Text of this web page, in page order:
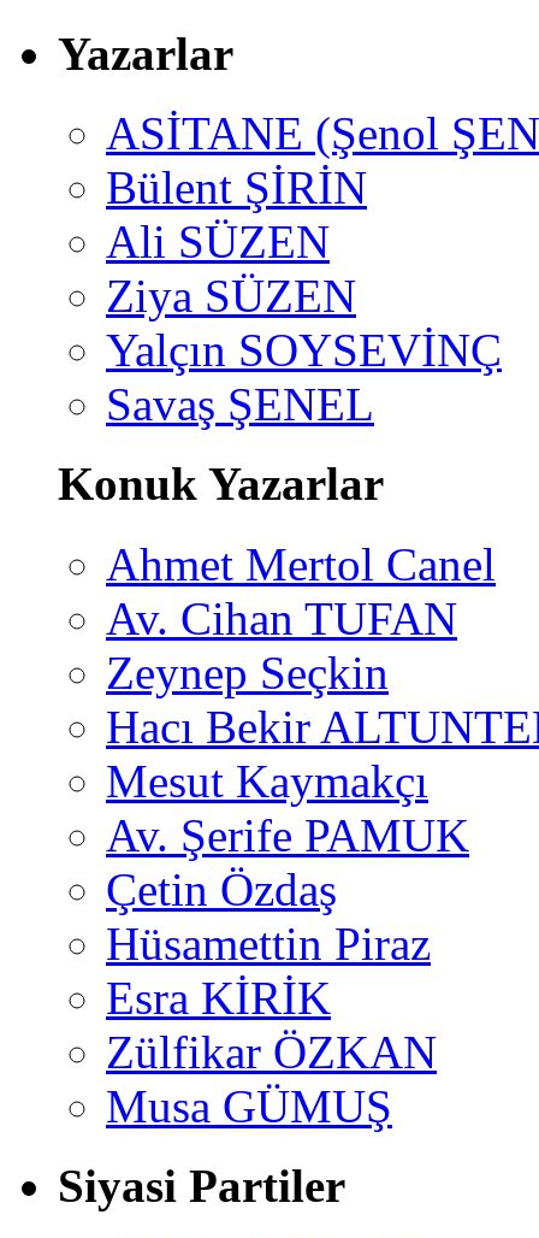
Yazarlar
ASİTANE (Şenol
Bülent ŞİRİN
Ali SÜZEN
Ziya SÜZEN
Yalçın SOYSEVİNÇ
Savaş ŞENEL
Konuk Yazarlar
Ahmet Mertol Canel
Av. Cihan TUFAN
Zeynep Seçkin
Hacı Bekir
Mesut Kaymakçı
Av. Şerife PAMUK
Çetin Özdaş
Hüsamettin Piraz
Esra KİRİK
Zülfikar ÖZKAN
Musa GÜMUŞ
Siyasi Partiler